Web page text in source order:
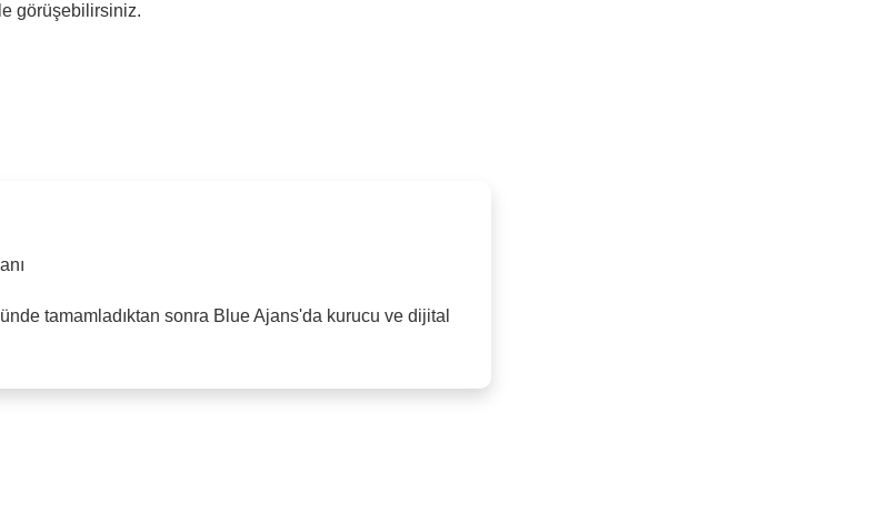
görüşebilirsiniz.
tamamladıktan sonra Blue Ajans'da kurucu ve dijital